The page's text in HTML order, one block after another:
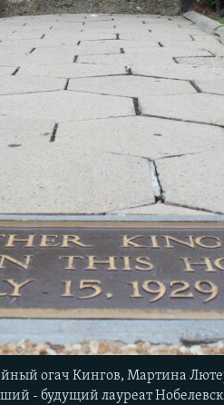
огач Кингов, Мартина
- будущий лауреат